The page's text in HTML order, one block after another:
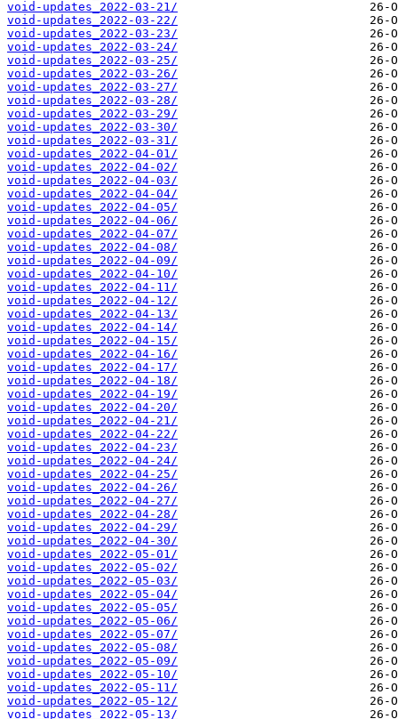
void-updates_2022-03-21/
void-updates_2022-03-22/
void-updates_2022-03-23/
void-updates_2022-03-24/
void-updates_2022-03-25/
void-updates_2022-03-26/
void-updates_2022-03-27/
void-updates_2022-03-28/
void-updates_2022-03-29/
void-updates_2022-03-30/
void-updates_2022-03-31/
void-updates_2022-04-01/
void-updates_2022-04-02/
void-updates_2022-04-03/
void-updates_2022-04-04/
void-updates_2022-04-05/
void-updates_2022-04-06/
void-updates_2022-04-07/
void-updates_2022-04-08/
void-updates_2022-04-09/
void-updates_2022-04-10/
void-updates_2022-04-11/
void-updates_2022-04-12/
void-updates_2022-04-13/
void-updates_2022-04-14/
void-updates_2022-04-15/
void-updates_2022-04-16/
void-updates_2022-04-17/
void-updates_2022-04-18/
void-updates_2022-04-19/
void-updates_2022-04-20/
void-updates_2022-04-21/
void-updates_2022-04-22/
void-updates_2022-04-23/
void-updates_2022-04-24/
void-updates_2022-04-25/
void-updates_2022-04-26/
void-updates_2022-04-27/
void-updates_2022-04-28/
void-updates_2022-04-29/
void-updates_2022-04-30/
void-updates_2022-05-01/
void-updates_2022-05-02/
void-updates_2022-05-03/
void-updates_2022-05-04/
void-updates_2022-05-05/
void-updates_2022-05-06/
void-updates_2022-05-07/
void-updates_2022-05-08/
void-updates_2022-05-09/
void-updates_2022-05-10/
void-updates_2022-05-11/
void-updates_2022-05-12/
void-updates_2022-05-13/